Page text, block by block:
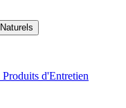
d'Entretien